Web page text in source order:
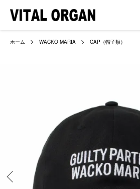
ホーム WACKO MARIA CAP（帽子類）